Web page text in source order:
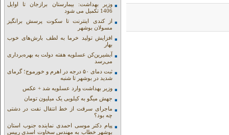
وزیر بهداشت: بیمارستان برازجان تا اوایل
1406 تکمیل می شود
از کندی اینترنت تا سکوت پرسش برانگیز
مسولان بوشهر
افزایش تولید خرما به لطف بارش‌های خوب
بهار
آبشیرین‌کن عسلویه هفته دولت به بهره‌برداری
می‌رسد
ثبت دمای ۵۰ درجه در اهرم و خورموج؛ گرمای
شدید در بوشهر تا شنبه
وزیر بهداشت وارد عسلویه شد + عکس
جهش میگو به کیلویی یک میلیون تومان
ماجرای سرقت از خط انتقال نفت در دشتی
چه بود؟
پیام دکتر موسی احمدی نماینده جنوب استان
بوشهر خطاب به مهندس سخاوت اسدی رییس